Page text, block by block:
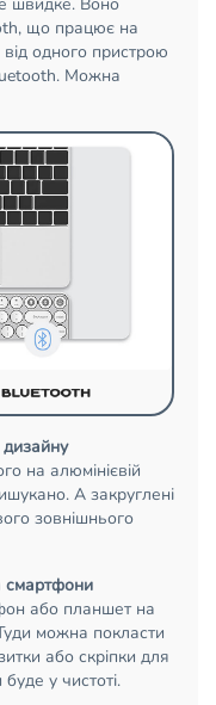
що працює на
одного пристрою
Можна
дизайну
на алюмінієвій
А закруглені
зовнішнього
смартфони
або планшет на
можна покласти
або скріпки для
у чистоті.